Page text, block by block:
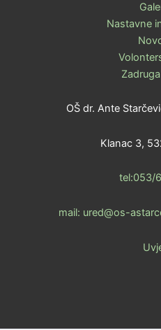
Nastavne
OŠ dr. Ante
Klanac 3,
tel:053/
mail: ured@os-